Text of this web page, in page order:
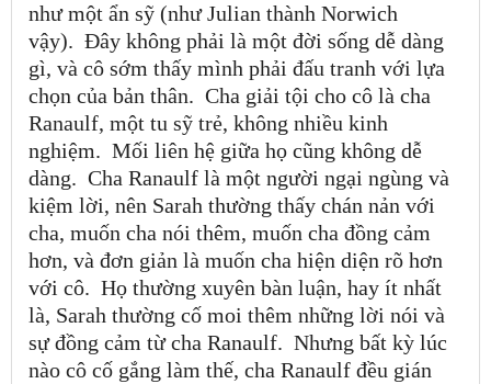
như một ẩn sỹ (như Julian thành Norwich
vậy). Đây không phải là một đời sống dễ dàng
gì, và cô sớm thấy mình phải đấu tranh với lựa
chọn của bản thân. Cha giải tội cho cô là cha
Ranaulf, một tu sỹ trẻ, không nhiều kinh
nghiệm. Mối liên hệ giữa họ cũng không dễ
dàng. Cha Ranaulf là một người ngại ngùng và
kiệm lời, nên Sarah thường thấy chán nản với
cha, muốn cha nói thêm, muốn cha đồng cảm
hơn, và đơn giản là muốn cha hiện diện rõ hơn
với cô. Họ thường xuyên bàn luận, hay ít nhất
là, Sarah thường cố moi thêm những lời nói và
sự đồng cảm từ cha Ranaulf. Nhưng bất kỳ lúc
nào cô cố gắng làm thế, cha Ranaulf đều gián